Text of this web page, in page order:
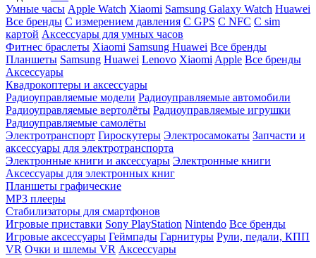
Умные часы Apple Watch Xiaomi Samsung Galaxy Watch Huawei
Все бренды C измерением давления C GPS C NFC C sim
картой Аксессуары для умных часов
Фитнес браслеты Xiaomi Samsung Huawei Все бренды
Планшеты Samsung Huawei Lenovo Xiaomi Apple Все бренды
Аксессуары
Квадрокоптеры и аксессуары
Радиоуправляемые модели Радиоуправляемые автомобили
Радиоуправляемые вертолёты Радиоуправляемые игрушки
Радиоуправляемые самолёты
Электротранспорт Гироскутеры Электросамокаты Запчасти и
аксессуары для электротранспорта
Электронные книги и аксессуары Электронные книги
Аксессуары для электронных книг
Планшеты графические
MP3 плееры
Стабилизаторы для смартфонов
Игровые приставки Sony PlayStation Nintendo Все бренды
Игровые аксессуары Геймпады Гарнитуры Рули, педали, КПП
VR Очки и шлемы VR Аксессуары